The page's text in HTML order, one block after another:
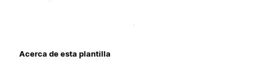
Acerca de esta plantilla